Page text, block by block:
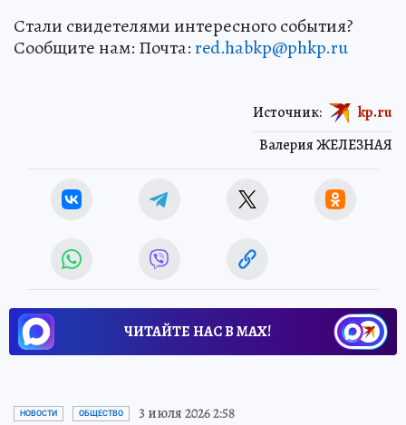
Стали свидетелями интересного события?
Сообщите нам: Почта:red.habkp@phkp.ru
Валерия ЖЕЛЕЗНАЯ
Источник: kp.ru
ЧИТАЙТЕ НАС В МАХ!
НОВОСТИ ОБЩЕСТВО 3 июля 2026 2:58